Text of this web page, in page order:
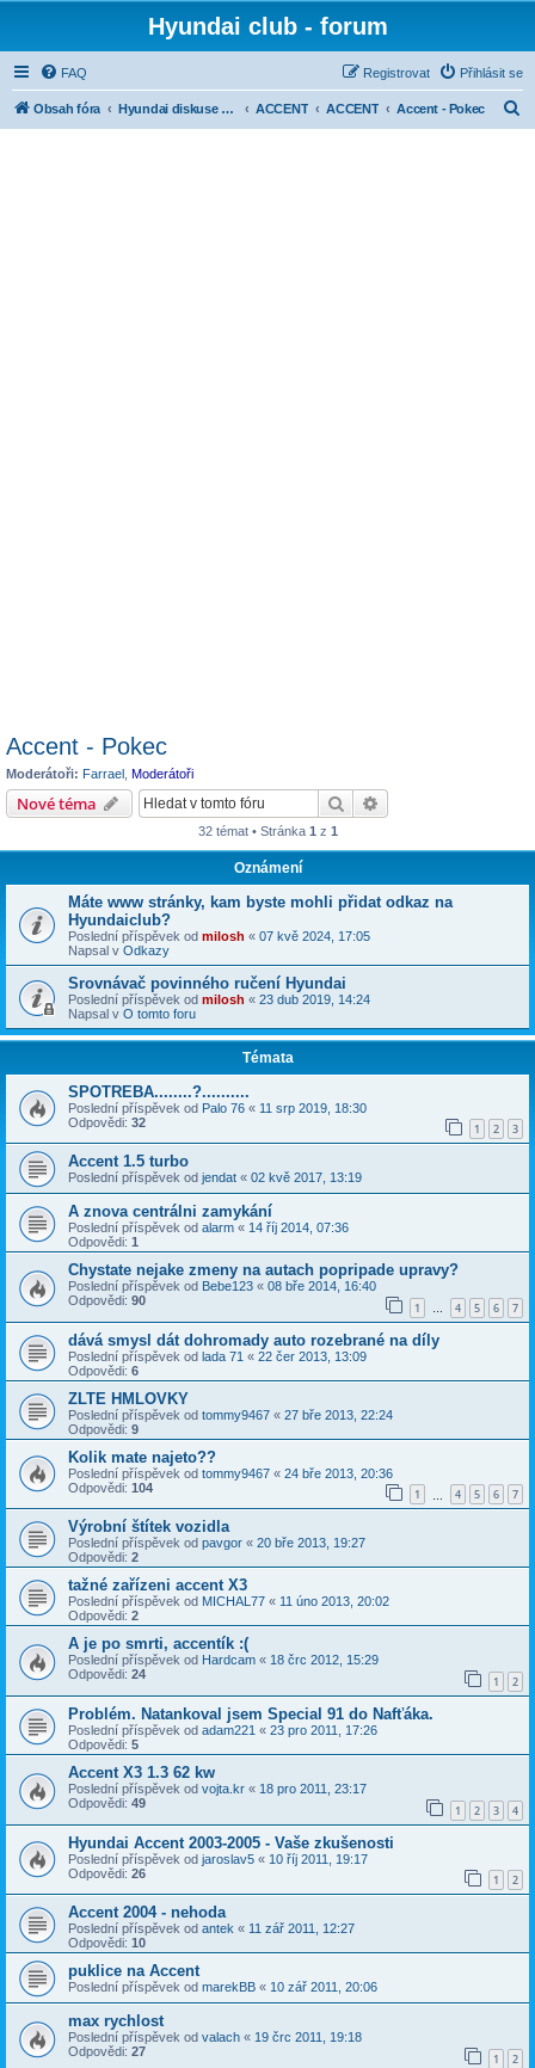
Hyundai club - forum
FAQ Přihlásit se
Registrovat
Obsah fóra Hyundai diskuse dle modelů ACCENT ACCENT Accent - Pokec
Accent - Pokec
Moderátoři: Farrael Moderátoři
Nové téma Hledat
32 témat • Stránka 1 z 1
Oznámení
Máte www stránky, kam byste mohli přidat odkaz na
Hyundaiclub?
Poslední příspěvek od milosh « 07 kvě 2024, 17:05
Napsal v Odkazy
Srovnávač povinného ručení Hyundai
Poslední příspěvek od milosh « 23 dub 2019, 14:24
Napsal v O tomto foru
Témata
SPOTREBA........?..........
Poslední příspěvek od Palo 76 « 11 srp 2019, 18:30
Odpovědi: 32 1 2 3
Accent 1.5 turbo
Poslední příspěvek od jendat « 02 kvě 2017, 13:19
A znova centrálni zamykání
Poslední příspěvek od alarm « 14 říj 2014, 07:36
Odpovědi: 1
Chystate nejake zmeny na autach popripade upravy?
Poslední příspěvek od Bebe123 « 08 bře 2014, 16:40
Odpovědi: 90 1 … 4 5 6 7
dává smysl dát dohromady auto rozebrané na díly
Poslední příspěvek od lada 71 « 22 čer 2013, 13:09
Odpovědi: 6
ZLTE HMLOVKY
Poslední příspěvek od tommy9467 « 27 bře 2013, 22:24
Odpovědi: 9
Kolik mate najeto??
Poslední příspěvek od tommy9467 « 24 bře 2013, 20:36
Odpovědi: 104 1 4 5 6 7
Výrobní štítek vozidla
Poslední příspěvek od pavgor « 20 bře 2013, 19:27
Odpovědi: 2
tažné zařízeni accent X3
Poslední příspěvek od MICHAL77 « 11 úno 2013, 20:02
Odpovědi: 2
A je po smrti, accentík :(
Poslední příspěvek od Hardcam « 18 črc 2012, 15:29
Odpovědi: 24 1 2
Problém. Natankoval jsem Special 91 do Nafťáka.
Poslední příspěvek od adam221 « 23 pro 2011, 17:26
Odpovědi: 5
Accent X3 1.3 62 kw
Poslední příspěvek od vojta.kr « 18 pro 2011, 23:17
Odpovědi: 49 1 2 3 4
Hyundai Accent 2003-2005 - Vaše zkušenosti
Poslední příspěvek od jaroslav5 « 10 říj 2011, 19:17
Odpovědi: 26 1 2
Accent 2004 - nehoda
Poslední příspěvek od antek « 11 zář 2011, 12:27
Odpovědi: 10
puklice na Accent
Poslední příspěvek od marekBB « 10 zář 2011, 20:06
max rychlost
Poslední příspěvek od valach « 19 črc 2011, 19:18
Odpovědi: 27 1 2